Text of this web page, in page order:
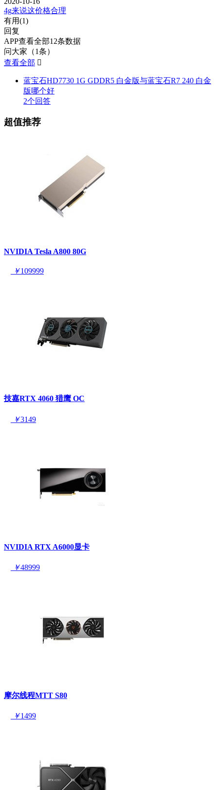
4g来说这价格合理
有用(1)
回复
APP查看全部12条数据
问大家（1条）
查看全部 
蓝宝石HD7730 1G GDDR5 白金版与蓝宝石R7 240 白金
版哪个好
2个回答
超值推荐
NVIDIA Tesla A800 80G
￥109999
技嘉RTX 4060 猎鹰 OC
￥3149
NVIDIA RTX A6000显卡
￥48999
摩尔线程MTT S80
￥1499